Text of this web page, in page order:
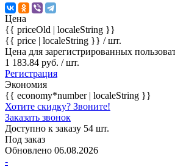
Цена
{{ priceOld | localeString }}
{{ price | localeString }} / шт.
Цена для зарегистрированных
1 183.84 руб. / шт.
Регистрация
Экономия
{{ economy*number | localeString }}
Хотите скидку? Звоните!
Заказать звонок
Доступно к заказу 54 шт.
Под заказ
Обновлено 06.08.2026
-